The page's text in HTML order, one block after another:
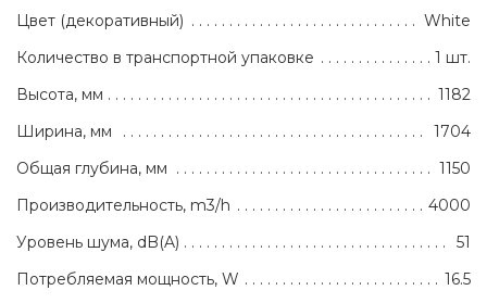
Цвет (декоративный)
White
Количество в транспортной упаковке
1 шт.
Высота, мм
1182
Ширина, мм
1704
Общая глубина, мм
1150
Производительность, m3/h
4000
Уровень шума, dB(A)
51
Потребляемая мощность, W
16.5